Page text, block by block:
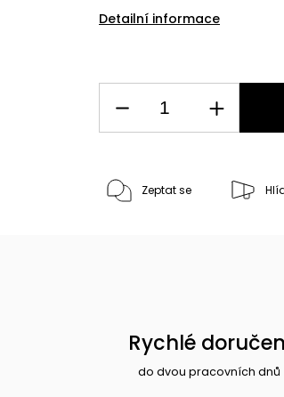
Detailní informace
Zeptat se
Rychlé
do dvou pracovních dnů